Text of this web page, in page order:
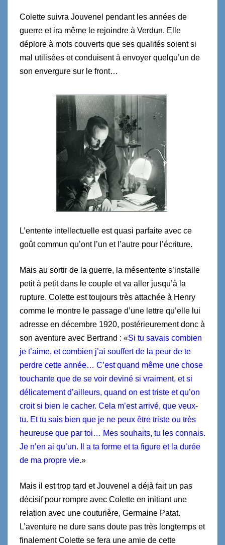
Colette suivra Jouvenel pendant les années de
guerre et ira même le rejoindre à Verdun. Elle
déplore à mots couverts que ses qualités soient si
mal utilisées et conduisent à envoyer quelqu’un de
son envergure sur le front…
L’entente intellectuelle est quasi parfaite avec ce
goût commun qu’ont l’un et l’autre pour l’écriture.
Mais au sortir de la guerre, la mésentente s’installe
petit à petit dans le couple et va aller jusqu’à la
rupture. Colette est toujours très attachée à Henry
comme le montre le passage d’une lettre qu’elle lui
adresse en décembre 1920, postérieurement donc à
son aventure avec Bertrand : «Si tu savais combien
je t’aime, et combien j’ai souffert de la peur de te
perdre cette année… C’est quand même une chose
touchante que de se voir deviné si vraiment, et si
délicatement d’ailleurs, quand on est triste et qu’on
croit si bien le cacher. Cela m’est arrivé, que veux-
tu. Et tu sais bien que je ne peux être triste ou très
heureuse que par toi… Mes souhaits, tu les connais.
Je n’en ai qu’un. Il a ta forme et ta figure et la durée
de ma propre vie.»
Mais il est trop tard et Jouvenel a déjà fait un pas
décisif pour rompre avec Colette en initiant une
relation avec une couturière, Germaine Patat.
L’aventure ne dure sans doute pas très longtemps et
finalement Colette se fera une amie de cette